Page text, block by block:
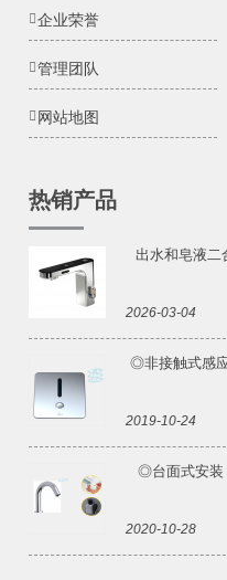
企业荣誉
管理团队
网站地图
热销产品
出水和皂液二
2026-03-04
◎非接触式感
2019-10-24
◎台面式安装
2020-10-28